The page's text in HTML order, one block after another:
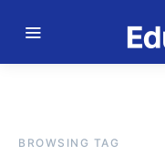
BROWSING TAG